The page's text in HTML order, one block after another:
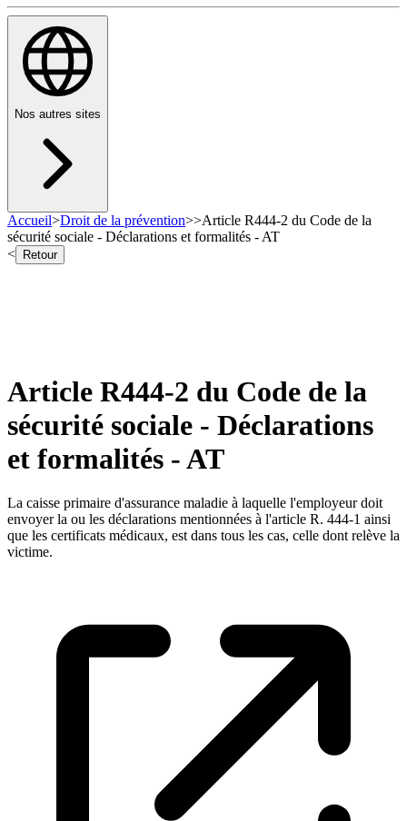
Nos autres sites
Accueil>Droit de la prévention>>Article R444-2 du Code de la
sécurité sociale - Déclarations et formalités - AT
<
Retour
Article R444-2 du Code de la
sécurité sociale - Déclarations
et formalités - AT
La caisse primaire d'assurance maladie à laquelle l'employeur doit
envoyer la ou les déclarations mentionnées à l'article R. 444-1 ainsi
que les certificats médicaux, est dans tous les cas, celle dont relève la
victime.